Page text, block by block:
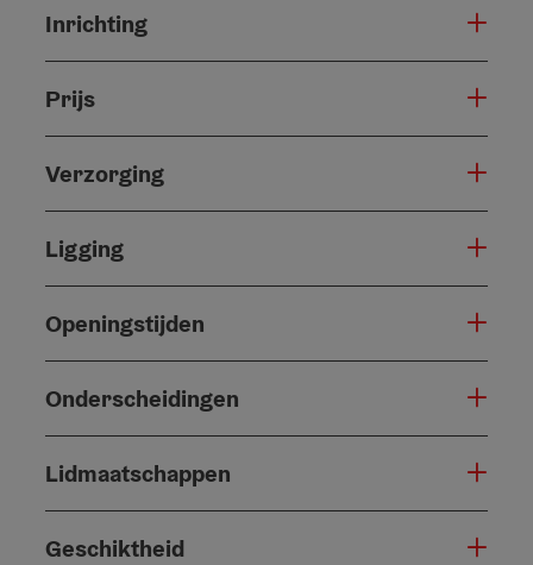
Inrichting
Prijs
Verzorging
Ligging
Openingstijden
Onderscheidingen
Lidmaatschappen
Geschiktheid